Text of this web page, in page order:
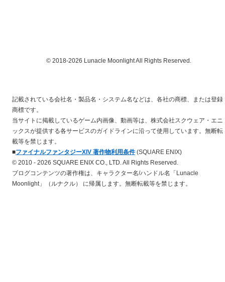
© 2018-2026 Lunacle Moonlight All Rights Reserved.
記載されている会社名・製品名・システム名などは、各社の商標、または登録
商標です。
当サイトに掲載しているゲーム内画像、動画等は、株式会社スクウェア・エニ
ックスが提供する各サービスのガイドラインに沿って使用しています。無断転
載等を禁じます。
■ファイナルファンタジーXIV 著作物利用条件(SQUARE ENIX)
© 2010 - 2026 SQUARE ENIX CO., LTD. All Rights Reserved.
ブログコンテンツの著作権は、キャラクター名/ハンドル名「Lunacle
Moonlight」（ルナクル） に帰属します。無断転載等を禁じます。